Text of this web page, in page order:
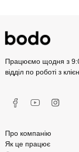
Працюємо щодня з
відділ по роботі з
Про компанію
Як це працює